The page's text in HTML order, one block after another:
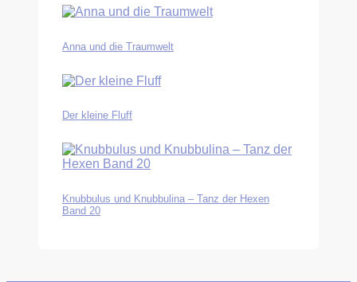
Anna und die Traumwelt
Der kleine Fluff
Knubbulus und Knubbulina – Tanz der Hexen
Band 20